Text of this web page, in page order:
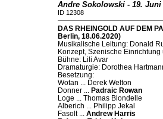
Andre Sokolowski - 19. Juni
ID 12308
DAS RHEINGOLD AUF DEM
Berlin, 18.06.2020)
Musikalische Leitung: Donald
Konzept, Szenische
Bühne: Lili Avar
Dramaturgie: Dorothea
Besetzung:
Wotan ... Derek Welton
Donner ...
Padraic Rowan
Loge ... Thomas Blondelle
Alberich ... Philipp Jekal
Fasolt ... Andrew Harris